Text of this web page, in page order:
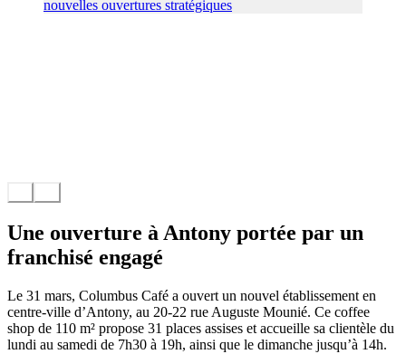
Une ouverture à Antony portée par un
franchisé engagé
Le 31 mars, Columbus Café a ouvert un nouvel établissement en
centre-ville d’Antony, au 20-22 rue Auguste Mounié. Ce coffee
shop de 110 m² propose 31 places assises et accueille sa clientèle du
lundi au samedi de 7h30 à 19h, ainsi que le dimanche jusqu’à 14h.